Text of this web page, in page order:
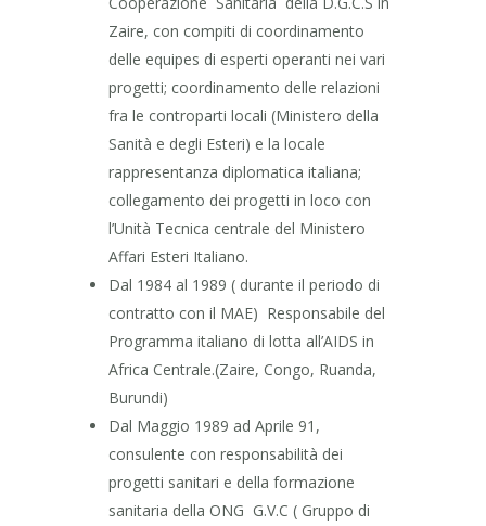
Zaire, con compiti di coordinamento
delle equipes di esperti operanti nei vari
progetti; coordinamento delle relazioni
fra le controparti locali (Ministero della
Sanità e degli Esteri) e la locale
rappresentanza diplomatica italiana;
collegamento dei progetti in loco con
l’Unità Tecnica centrale del Ministero
Affari Esteri Italiano.
Dal 1984 al 1989 ( durante il periodo di
contratto con il MAE) Responsabile del
Programma italiano di lotta all’AIDS in
Africa Centrale.(Zaire, Congo, Ruanda,
Burundi)
Dal Maggio 1989 ad Aprile 91,
consulente con responsabilità dei
progetti sanitari e della formazione
sanitaria della ONG G.V.C ( Gruppo di